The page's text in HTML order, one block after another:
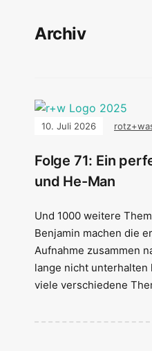
Archiv
10. Juli 2026
Folge 71: Ein
und He-Man
Und 1000 weitere
Benjamin machen die
Aufnahme zusammen
lange nicht unterhalten
viele verschiedene